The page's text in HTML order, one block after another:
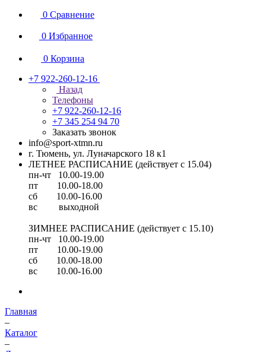
0 Сравнение
0 Избранное
0 Корзина
+7 922-260-12-16
Назад
Телефоны
+7 922-260-12-16
+7 345 254 94 70
Заказать звонок
info@sport-xtmn.ru
г. Тюмень, ул. Луначарского 18 к1
ЛЕТНЕЕ РАСПИСАНИЕ (действует с 15.04)
пн-чт 10.00-19.00
пт 10.00-18.00
сб 10.00-16.00
вс выходной
ЗИМНЕЕ РАСПИСАНИЕ (действует с 15.10)
пн-чт 10.00-19.00
пт 10.00-19.00
сб 10.00-18.00
вс 10.00-16.00
Главная
–
Каталог
–